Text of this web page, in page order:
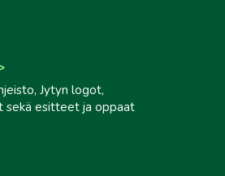
Jytyn logot,
sekä esitteet ja oppaat